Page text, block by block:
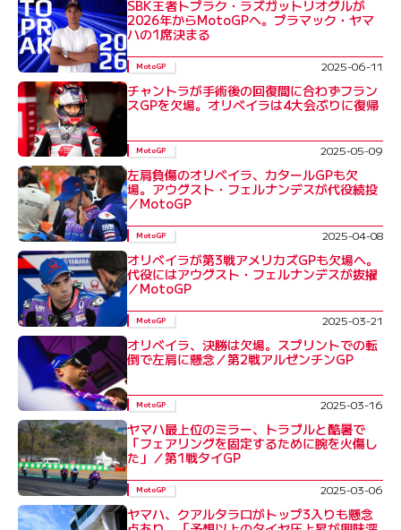
SBK王者トプラク・ラズガットリオグルが
2026年からMotoGPへ。プラマック・ヤマ
ハの1席決まる
MotoGP 2025-06-11
チャントラが手術後の回復間に合わずフラン
スGPを欠場。オリベイラは4大会ぶりに復帰
MotoGP 2025-05-09
左肩負傷のオリベイラ、カタールGPも欠
場。アウグスト・フェルナンデスが代役続投
／MotoGP
MotoGP 2025-04-08
オリベイラが第3戦アメリカズGPも欠場へ。
代役にはアウグスト・フェルナンデスが抜擢
／MotoGP
MotoGP 2025-03-21
オリベイラ、決勝は欠場。スプリントでの転
倒で左肩に懸念／第2戦アルゼンチンGP
MotoGP 2025-03-16
ヤマハ最上位のミラー、トラブルと酷暑で
「フェアリングを固定するために腕を火傷し
た」／第1戦タイGP
MotoGP 2025-03-06
ヤマハ、クアルタラロがトップ3入りも懸念